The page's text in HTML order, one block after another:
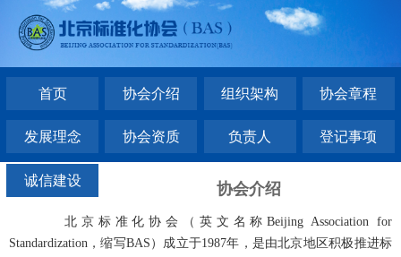
首页 协会介绍 组织架构 协会章程
发展理念 协会资质 负责人 登记事项
诚信建设 协会介绍
北京标准化协会（英文名称Beijing Association for
Standardization，缩写BAS）成立于1987年，是由北京地区积极推进标